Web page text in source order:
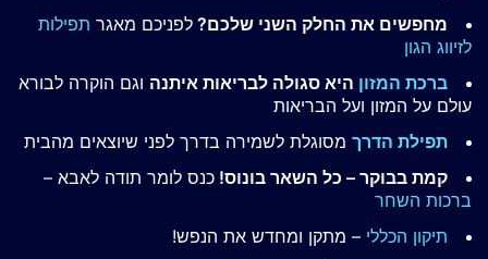
מחפשים את החלק השני שלכם? לפניכם מאגר תפילות
לזיווג הגון
ברכת המזון היא סגולה לבריאות איתנה וגם הוקרה לבורא
עולם על המזון ועל הבריאות
תפילת הדרך מסוגלת לשמירה בדרך לפני שיוצאים מהבית
קמת בבוקר – כל השאר בונוס! כנס לומר תודה לאבא –
ברכות השחר
תיקון הכללי – מתקן ומחדש את הנפש!